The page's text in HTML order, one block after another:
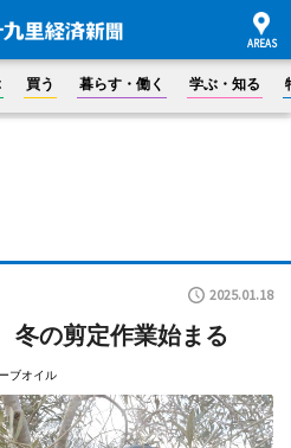
買う 暮らす・働く 学ぶ・知る
2025.01.18
の剪定作業始まる
ブオイル